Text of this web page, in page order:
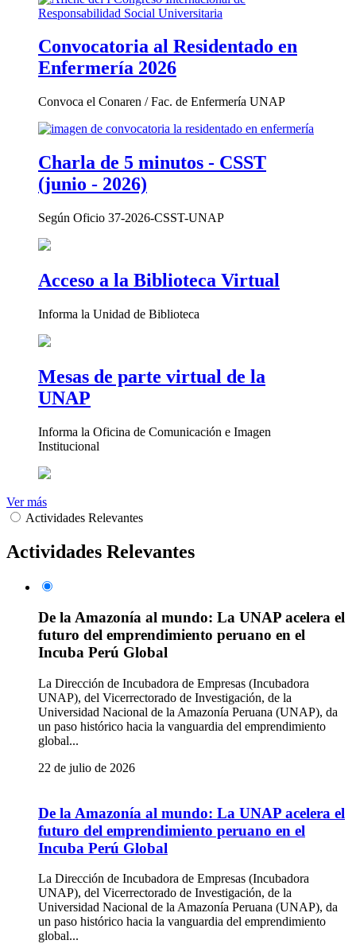
Convocatoria al Residentado en
Enfermería 2026
Convoca el Conaren / Fac. de Enfermería UNAP
Charla de 5 minutos - CSST
(junio - 2026)
Según Oficio 37-2026-CSST-UNAP
Acceso a la Biblioteca Virtual
Informa la Unidad de Biblioteca
Mesas de parte virtual de la
UNAP
Informa la Oficina de Comunicación e Imagen
Institucional
Ver más
Actividades Relevantes
Actividades Relevantes
De la Amazonía al mundo: La UNAP acelera el
futuro del emprendimiento peruano en el
Incuba Perú Global
La Dirección de Incubadora de Empresas (Incubadora
UNAP), del Vicerrectorado de Investigación, de la
Universidad Nacional de la Amazonía Peruana (UNAP), da
un paso histórico hacia la vanguardia del emprendimiento
global...
22 de julio de 2026
De la Amazonía al mundo: La UNAP acelera el
futuro del emprendimiento peruano en el
Incuba Perú Global
La Dirección de Incubadora de Empresas (Incubadora
UNAP), del Vicerrectorado de Investigación, de la
Universidad Nacional de la Amazonía Peruana (UNAP), da
un paso histórico hacia la vanguardia del emprendimiento
global...